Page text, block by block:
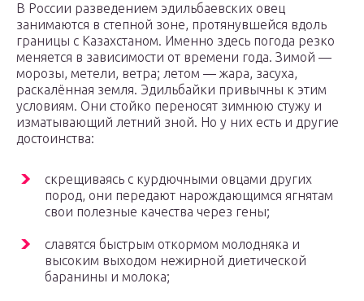
В России разведением эдильбаевских овец
занимаются в степной зоне, протянувшейся вдоль
границы с Казахстаном. Именно здесь погода резко
меняется в зависимости от времени года. Зимой —
морозы, метели, ветра; летом — жара, засуха,
раскалённая земля. Эдильбайки привычны к этим
условиям. Они стойко переносят зимнюю стужу и
изматывающий летний зной. Но у них есть и другие
достоинства:
скрещиваясь с курдючными овцами других
пород, они передают нарождающимся ягнятам
свои полезные качества через гены;
славятся быстрым откормом молодняка и
высоким выходом нежирной диетической
баранины и молока;